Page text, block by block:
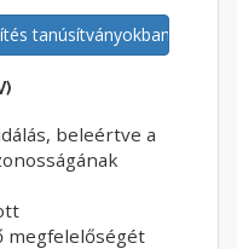
tanúsítványokban
beleértve a
megfelelőségét